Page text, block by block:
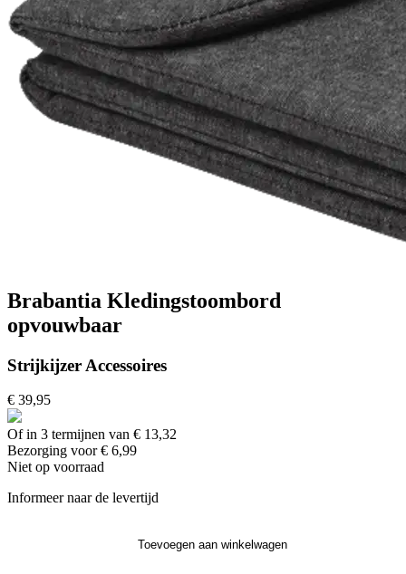
Brabantia Kledingstoombord
opvouwbaar
Strijkijzer Accessoires
€ 39,95
Of in 3 termijnen van € 13,32
Bezorging voor € 6,99
Niet op voorraad
Informeer naar de levertijd
Toevoegen aan winkelwagen